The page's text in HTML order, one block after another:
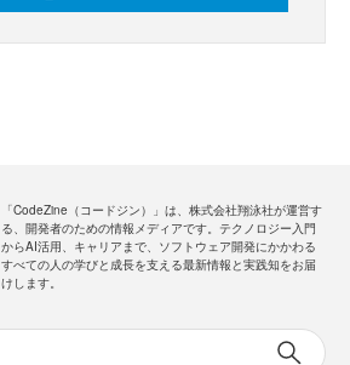
「CodeZine（コードジン）」は、株式会社翔泳社が運営す
る、開発者のための情報メディアです。テクノロジー入門
からAI活用、キャリアまで、ソフトウェア開発にかかわる
すべての人の学びと成長を支える最新情報と実践知をお届
けします。